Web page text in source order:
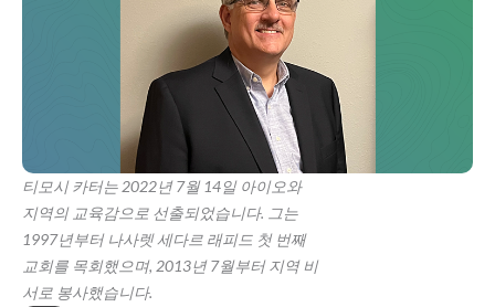
티모시 카터는 2022년 7월 14일 아이오와
지역의 교육감으로 선출되었습니다. 그는
1997년부터 나사렛 세다르 래피드 첫 번째
교회를 목회했으며, 2013년 7월부터 지역 비
서로 봉사했습니다.